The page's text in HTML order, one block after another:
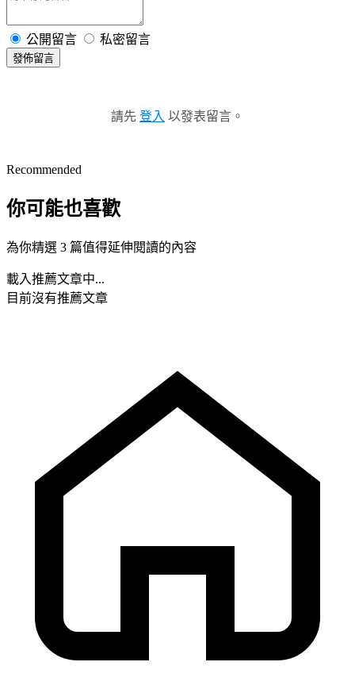
公開留言 私密留言
發佈留言
請先 登入 以發表留言。
Recommended
你可能也喜歡
為你精選 3 篇值得延伸閱讀的內容
載入推薦文章中...
目前沒有推薦文章